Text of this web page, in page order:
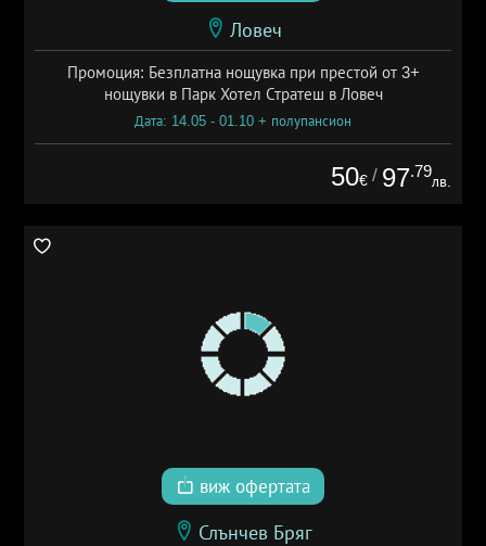
Ловеч
Промоция: Безплатна нощувка при престой от 3+
нощувки в Парк Хотел Стратеш в Ловеч
Дата: 14.05 - 01.10 + полупансион
50€ / 97.79
лв.
виж офертата
Слънчев Бряг